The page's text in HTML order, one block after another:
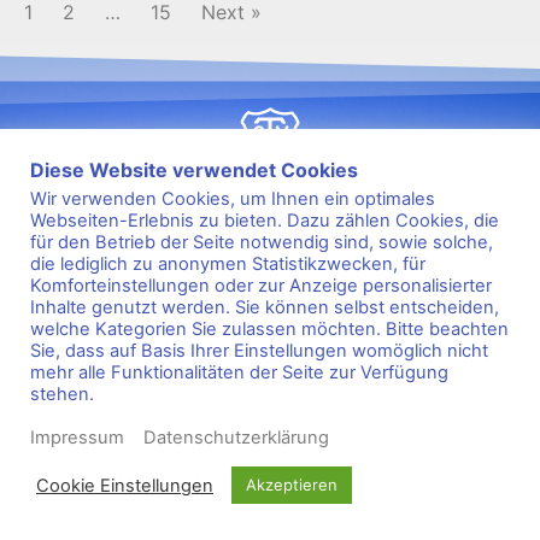
1 2 … 15 Next »
seit 18
Kontakt Impressum DatenschutzFAQ
SportartenKurse
MITGLIED WERDEN
© 2020 TSV Ganderkesee e.V.
Diese Website verwendet Cookies
Wir verwenden Cookies, um Ihnen ein optimales
Webseiten-Erlebnis zu bieten. Dazu zählen Cookies, die
für den Betrieb der Seite notwendig sind, sowie solche,
die lediglich zu anonymen Statistikzwecken, für
Komforteinstellungen oder zur Anzeige personalisierter
Inhalte genutzt werden. Sie können selbst entscheiden,
welche Kategorien Sie zulassen möchten. Bitte beachten
Sie, dass auf Basis Ihrer Einstellungen womöglich nicht
mehr alle Funktionalitäten der Seite zur Verfügung
stehen.
Impressum
Datenschutzerklärung
Cookie Einstellungen Akzeptieren